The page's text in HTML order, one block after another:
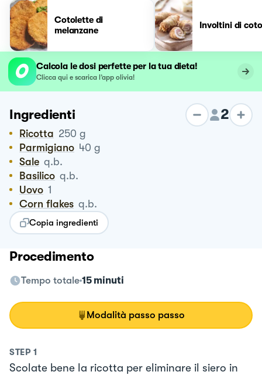
Cotolette di
melanzane
Involtini di
Calcola le dosi perfette per la tua dieta!
Clicca qui e scarica l’app olivia!
Ingredienti 2
Ricotta 250 g
Parmigiano 40 g
Sale q.b.
Basilico q.b.
Uovo 1
Corn flakes q.b.
Copia ingredienti
Procedimento
Tempo totale 15 minuti
Modalità passo passo
STEP 1
Scolate bene la ricotta per eliminare il siero in